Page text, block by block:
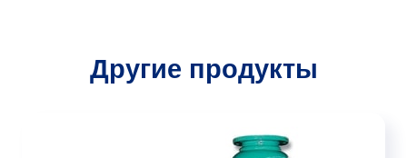
Другие продукты